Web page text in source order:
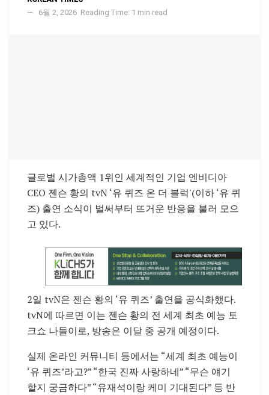
6월 2, 2026 Reading Time: 1 min read
글로벌 시가총액 1위인 세계적인 기업 엔비디아
CEO 젠슨 황의 tvN ‘유 퀴즈 온 더 블럭'(이하 ‘유 퀴
즈) 출연 소식이 벌써부터 뜨거운 반응을 불러 모으
고 있다.
2일 tvN은 젠슨 황의 ‘유 퀴즈’ 출연을 공식화했다.
tvN에 따르면 이는 젠슨 황의 전 세계 최초 예능 토
크쇼 나들이로, 방송은 이달 중 공개 예정이다.
실제 온라인 커뮤니티 등에서는 “세계 최초 예능이
‘유 퀴즈’라고?” “한국 진짜 사랑하네” “무슨 얘기
할지 궁금하다” “유재석이랑 케미 기대된다” 등 반